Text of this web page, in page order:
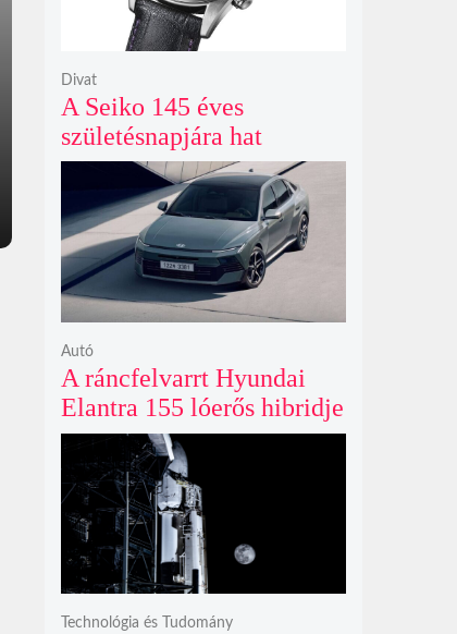
A Seiko 145 éves
születésnapjára hat
limitált kiadású Edo-lila
számlapos modellt hozott
ki
Divat
A ráncfelvarrt Hyundai
Elantra 155 lóerős hibridje
és prémium utastere
komoly belsőtéri ugrást
hoz
Autó
Technológia és Tudomány